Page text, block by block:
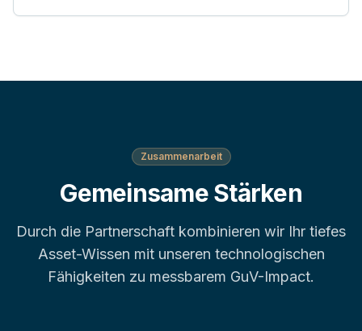
Zusammenarbeit
Gemeinsame Stärken
Durch die Partnerschaft kombinieren wir Ihr tiefes
Asset-Wissen mit unseren technologischen
Fähigkeiten zu messbarem GuV-Impact.